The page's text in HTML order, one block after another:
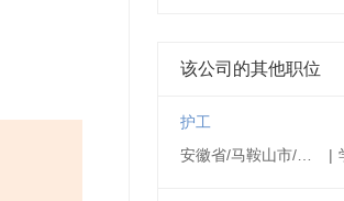
该公司的其他职位
护工
|